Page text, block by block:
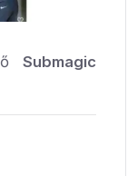
Submagic